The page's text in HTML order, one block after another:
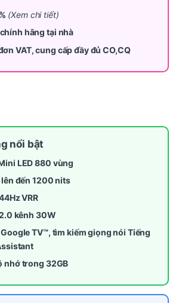
(Xem chi tiết)
hãng tại nhà
VAT, cung cấp đầy đủ CO,CQ
nổi bật
LED 880 vùng
đến 1200 nits
VRR
kênh 30W
Google TV™, tìm kiếm giọng nói Tiếng
nhớ trong 32GB